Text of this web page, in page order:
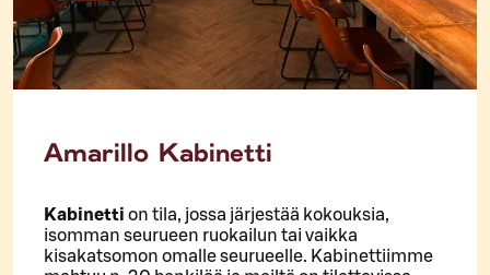
Amarillo Kabinetti
Kabinetti on tila, jossa järjestää kokouksia,
isomman seurueen ruokailun tai vaikka
kisakatsomon omalle seurueelle. Kabinettiimme